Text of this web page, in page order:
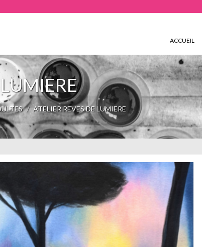
ACCUEIL
ATELIER REVES DE LUMIERE